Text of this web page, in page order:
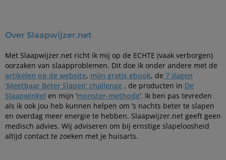
Over Slaapwijzer.net
Met Slaapwijzer.net richt ik mij op de ECHTE (vaak verborgen)
oorzaken van slaapproblemen. Dit doe ik onder andere met de
artikelen op de website, mijn gratis ebook, de 7 dagen
‘Meetbaar Beter Slapen’ challenge , de producten in De
Slaapwinkel en mijn ‘monster-methode‘. Ik ben pas tevreden
als ik ook jou heb kunnen helpen om ’s nachts beter te slapen
en overdag meer energie te hebben. Slaapwijzer.net geeft geen
medisch advies. Wij adviseren om bij ernstige slapeloosheid
altijd contact te zoeken met je huisarts.